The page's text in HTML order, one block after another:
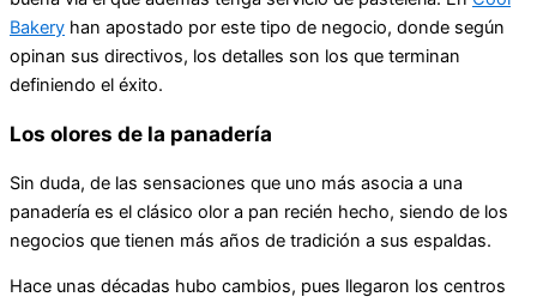
Bakery han apostado por este tipo de negocio, donde según
opinan sus directivos, los detalles son los que terminan
definiendo el éxito.
Los olores de la panadería
Sin duda, de las sensaciones que uno más asocia a una
panadería es el clásico olor a pan recién hecho, siendo de los
negocios que tienen más años de tradición a sus espaldas.
Hace unas décadas hubo cambios, pues llegaron los centros